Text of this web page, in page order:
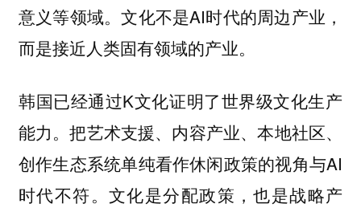
意义等领域。文化不是AI时代的周边产业，
而是接近人类固有领域的产业。
韩国已经通过K文化证明了世界级文化生产
能力。把艺术支援、内容产业、本地社区、
创作生态系统单纯看作休闲政策的视角与AI
时代不符。文化是分配政策，也是战略产